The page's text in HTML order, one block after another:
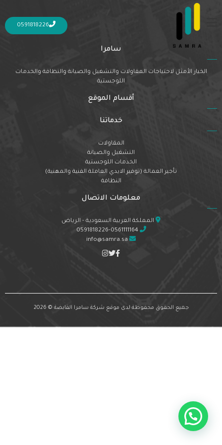
0591818226
Nothing Found
It seems we can’t find what you’re looking for. Perhaps searching can help.
سامرا
الخيار الأمثل لاحتياجات المقاولات والتشغيل والصيانة والنظافة والخدمات
اللوجستية
أقسام الموقع
خدماتنا
المقاولات
التشغيل والصيانة
الخدمات اللوجستية
تأجير العمالة (توفير الايدي العاملة الفنية والمهنية)
النظافة
معلومات الاتصال
المملكة العربية السعودية - الرياض
0591818226-0561111164
info@samra.sa
جميع الحقوق محفوظة لدى موقع شركة سامرا القابضة © 2026